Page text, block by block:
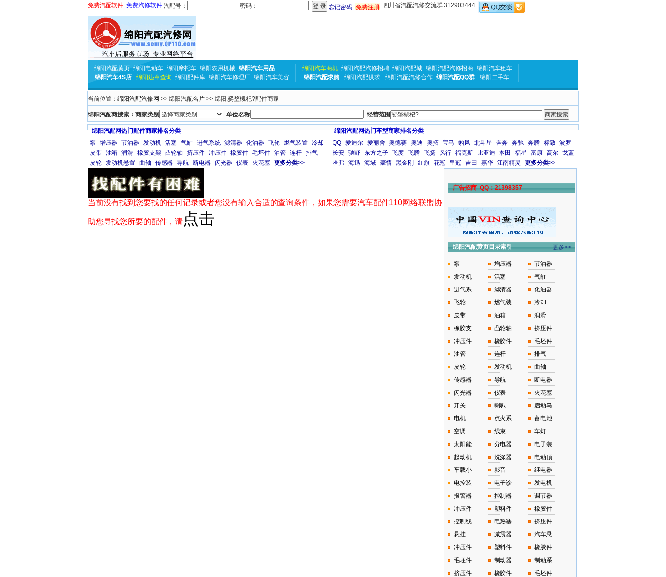
免费汽配软件 免费汽修软件 汽配号： 密码： 忘记密码 免费注册 四川省汽配汽修交流群:312903444
绵阳汽配黄页 绵阳电动车 绵阳摩托车 绵阳农用机械 绵阳汽车用品
绵阳汽车4S店
绵阳违章查询 绵阳配件库 绵阳汽车修理厂 绵阳汽车美容
绵阳汽车商机 绵阳汽配汽修招聘 绵阳汽配城 绵阳汽配汽修招商 绵阳汽车租车
绵阳汽配求购
绵阳汽配供求 绵阳汽配汽修合作 绵阳汽配QQ群 绵阳二手车
当前位置： 绵阳汽配汽修网 >> 绵阳汽配名片 >> 绵阳,娑堥槻杞?配件商家
绵阳汽配商搜索：商家类别 单位名称 经营范围
绵阳汽配网热门配件商家排名分类
泵
增压器 节油器 发动机 活塞 气缸 进气系统 滤清器 化油器 飞轮 燃气装置 冷却
皮带 油箱 润滑 橡胶支架 凸轮轴 挤压件 冲压件 橡胶件 毛坯件 油管 连杆 排气
皮轮 发动机悬置 曲轴 传感器 导航 断电器 闪光器 仪表 火花塞 更多分类>>
绵阳汽配网热门车型商家排名分类
QQ 爱迪尔 爱丽舍 奥德赛 奥迪 奥拓 宝马 豹风 北斗星 奔奔 奔驰 奔腾 标致 波罗
长安 驰野 东方之子 飞度 飞腾 飞扬 风行 福克斯 比亚迪 本田 福星 富康 高尔 戈蓝
哈弗 海迅 海域 豪情 黑金刚 红旗 花冠 皇冠 吉田 嘉华 江南精灵 更多分类>>
当前没有找到您要找的任何记录或者您没有输入合适的查询条件，如果您需要汽车配件110网络联盟协
助您寻找您所要的配件，请 点击
广告招商 QQ：21398357
绵阳汽配黄页目录索引 更多>>
泵 增压器
节油器
发动机
活塞
气缸
进气系
滤清器
化油器
飞轮
燃气装
冷却
皮带
油箱
润滑
橡胶支
凸轮轴
挤压件
冲压件
橡胶件
毛坯件
油管
连杆
排气
皮轮
发动机
曲轴
传感器
导航
断电器
闪光器
仪表
火花塞
开关
喇叭
启动马
电机
点火系
蓄电池
空调
线束
车灯
太阳能
分电器
电子装
起动机
洗涤器
电动顶
车载小
影音
继电器
电控装
电子诊
发电机
报警器
控制器
调节器
冲压件
塑料件
橡胶件
控制线
电热塞
挤压件
悬挂
减震器
汽车悬
冲压件
塑料件
橡胶件
毛坯件
制动器
制动系
挤压件
橡胶件
毛坯件